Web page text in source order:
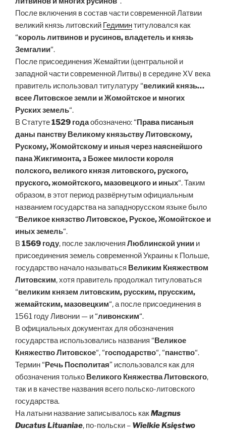
После включения в состав части современной Латвии
великий князь литовский Гедиминтитуловался как
“король литвинов и русинов, владетель и князь
Земгалии“.
После присоединения Жемайтии (центральной и
западной части современной Литвы) в середине XV века
правитель использовал титулатуру “великий князь…
всее Литовское земли и Жомойтское и многих
Руских земель“.
В Статуте1529 годаобозначено: “Права писаныя
даны панству Великому князьству Литовскому,
Рускому, Жомойтскому и иныя через наяснейшого
пана Жикгимонта, з Божее милости короля
полского, великого князя литовского, руского,
пруского, жомойтского, мазовецкого и иных“. Таким
образом, в этот период развёрнутым официальным
названием государства на западнорусском языке было
“Великое князство Литовское, Руское, Жомойтское и
иных земель“.
В1569 году, после заключения Люблинской унии и
присоединения земель современной Украины к Польше,
государство начало называться Великим Княжеством
Литовским, хотя правитель продолжал титуловаться
“великим князем литовским, русским, прусским,
жемайтским, мазовецким“, а после присоединения в
1561 году Ливонии — и “ливонским“.
В официальных документах для обозначения
государства использовались названия “Великое
Княжество Литовское“, “господарство“, “панство“.
Термин “Речь Посполитая” использовался как для
обозначения только Великого Княжества Литовского,
так и в качестве названия всего польско-литовского
государства.
На латыни название записывалось какMagnus
Ducatus Lituaniae, по-польски – Wielkie Księstwo